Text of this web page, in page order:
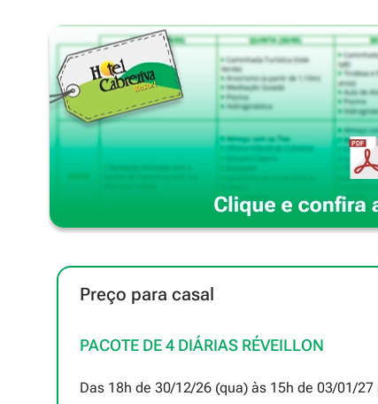
Preço para casal
PACOTE DE 4 DIÁRIAS RÉVEILLON
Das 18h de 30/12/26 (qua) às 15h de 03/01/27